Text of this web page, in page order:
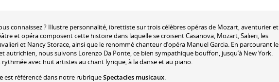
connaissez ? Illustre personnalité, ibrettiste sur trois célèbres opéras de Mozart, aventurier et
et opéra composent cette histoire dans laquelle se croisent Casanova, Mozart, Salieri, les
et Nancy Storace, ainsi que le renommé chanteur d’opéra Manuel Garcia. En parcourant le
autrichien, nous suivons Lorenzo Da Ponte, ce bien sympathique bouffon, jusqu’à New York.
avec huit artistes au chant lyrique, à la danse et au piano.
est référencé dans notre rubriqueSpectacles musicaux.